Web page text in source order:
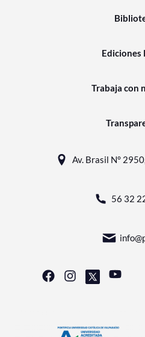
Ediciones
Trabaja con
Av. Brasil N°
56 32